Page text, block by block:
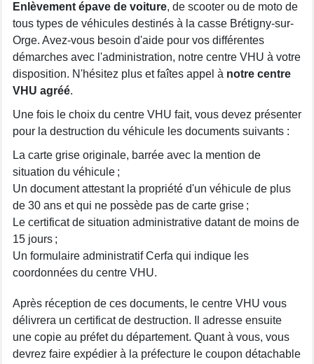
Enlèvement épave de voiture, de scooter ou de moto de
tous types de véhicules destinés à la casse Brétigny-sur-
Orge. Avez-vous besoin d'aide pour vos différentes
démarches avec l'administration, notre centre VHU à votre
disposition. N'hésitez plus et faîtes appel à notre centre
VHU agréé.
Une fois le choix du centre VHU fait, vous devez présenter
pour la destruction du véhicule les documents suivants :
La carte grise originale, barrée avec la mention de
situation du véhicule ;
Un document attestant la propriété d'un véhicule de plus
de 30 ans et qui ne possède pas de carte grise ;
Le certificat de situation administrative datant de moins de
15 jours ;
Un formulaire administratif Cerfa qui indique les
coordonnées du centre VHU.
Après réception de ces documents, le centre VHU vous
délivrera un certificat de destruction. Il adresse ensuite
une copie au préfet du département. Quant à vous, vous
devrez faire expédier à la préfecture le coupon détachable